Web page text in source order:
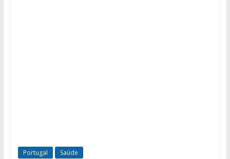
Portugal Saúde